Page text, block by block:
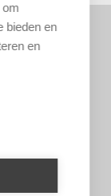
bieden en
en